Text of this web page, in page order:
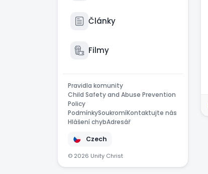
Články
Filmy
Pravidla komunity
Child Safety and Abuse Prevention
Policy
PodmínkySoukromíKontaktujte nás
Hlášení chybAdresář
Czech
© 2026 Unity Christ